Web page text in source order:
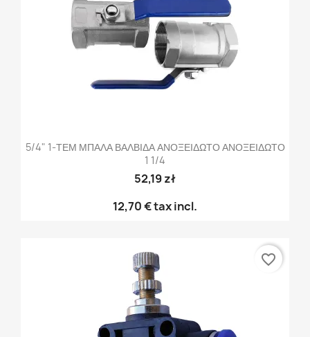
5/4" 1-ΤΕΜ ΜΠΑΛΑ ΒΑΛΒΙΔΑ ΑΝΟΞΕΙΔΩΤΟ ΑΝΟΞΕΙΔΩΤΟ
1 1/4
52,19 zł
12,70 €tax incl.
favorite_border